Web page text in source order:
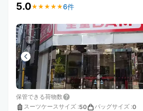
5.0★ ★ ★ ★ ★
★ ★ ★ ★ ★6件
保管できる荷物数
スーツケースサイズ :50 バッグサイズ :0